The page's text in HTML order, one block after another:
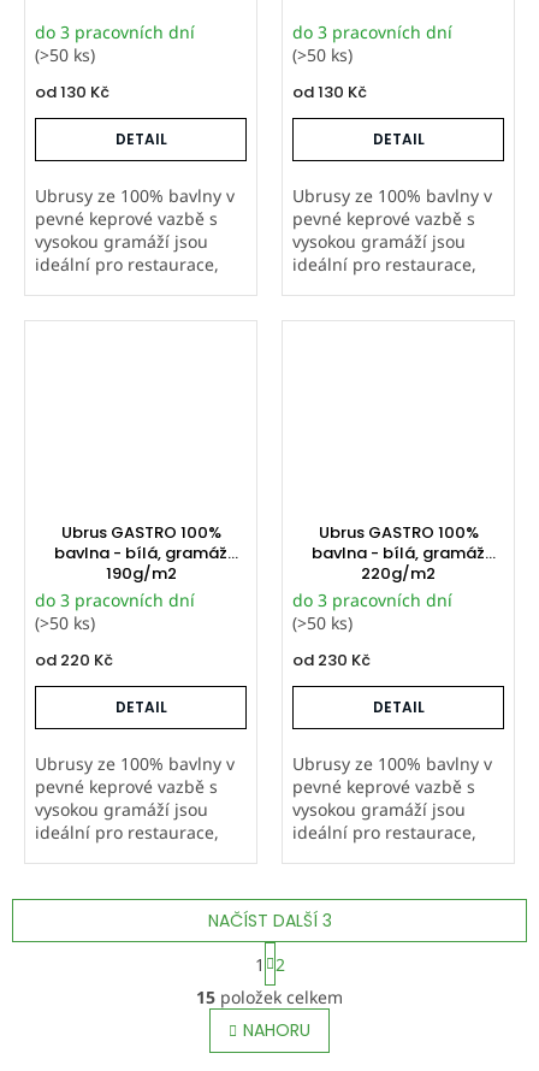
do 3 pracovních dní
(>50 ks)
od130 Kč
DETAIL
Ubrusy ze 100% bavlny v
pevné keprové vazbě s
vysokou gramáží jsou
ideální pro restaurace,
do 3 pracovních dní
(>50 ks)
od130 Kč
DETAIL
Ubrusy ze 100% bavlny v
pevné keprové vazbě s
vysokou gramáží jsou
ideální pro restaurace,
Ubrus GASTRO 100%
bavlna - bílá, gramáž
190g/m2
do 3 pracovních dní
(>50 ks)
od220 Kč
DETAIL
Ubrusy ze 100% bavlny v
pevné keprové vazbě s
vysokou gramáží jsou
ideální pro restaurace,
Orbytexu v České
standardních i
Ubrus GASTRO 100%
bavlna - bílá, gramáž
220g/m2
do 3 pracovních dní
(>50 ks)
od230 Kč
DETAIL
Ubrusy ze 100% bavlny v
pevné keprové vazbě s
vysokou gramáží jsou
ideální pro restaurace,
Orbytexu v České
republice ve
standardních i
O
v
l
á
NAČÍST DALŠÍ 3
S
t
r
á
n
k
1
2
15 položek celkem
NAHORU